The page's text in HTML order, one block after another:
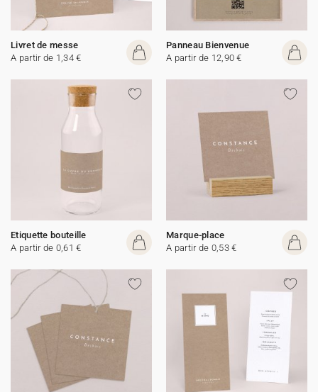
Livret de messe
A partir de 1,34 €
Panneau Bienvenue
A partir de 12,90 €
Etiquette bouteille
A partir de 0,61 €
Marque-place
A partir de 0,53 €